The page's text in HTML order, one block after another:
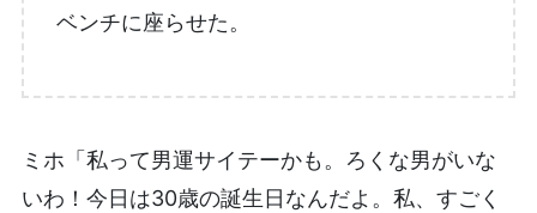
ベンチに座らせた。
ミホ「私って男運サイテーかも。ろくな男がいな
いわ！今日は30歳の誕生日なんだよ。私、すごく